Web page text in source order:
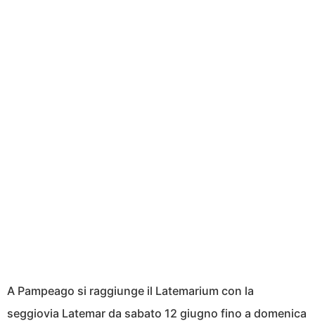
A Pampeago si raggiunge il Latemarium con la
seggiovia Latemar da sabato 12 giugno fino a domenica